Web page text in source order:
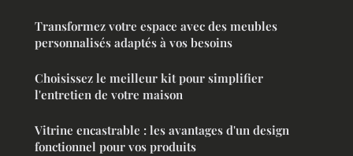
Transformez votre espace avec des meubles
personnalisés adaptés à vos besoins
Choisissez le meilleur kit pour simplifier
l'entretien de votre maison
Vitrine encastrable : les avantages d'un design
fonctionnel pour vos produits